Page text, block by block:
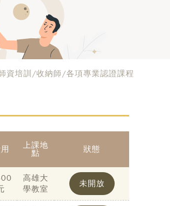
資培訓/收納師/各項專業認證課程
上課地
點
狀態
高雄大
學教室
未開放